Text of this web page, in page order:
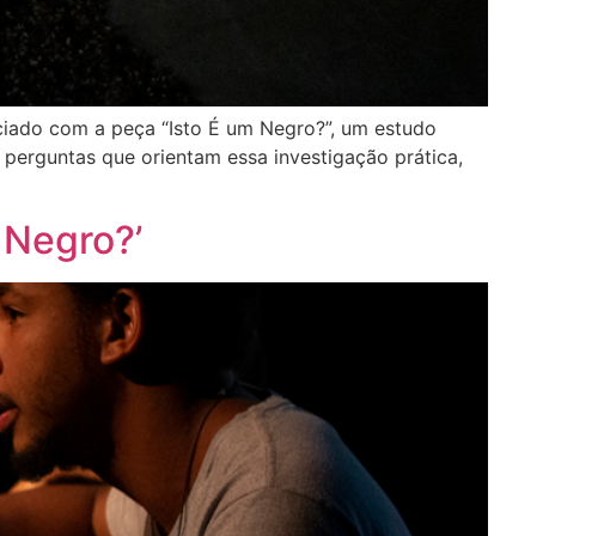
com a peça “Isto É um Negro?”, um estudo
que orientam essa investigação prática,